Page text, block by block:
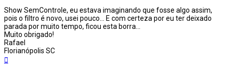
Show SemControle, eu estava imaginando que fosse algo assim,
pois o filtro é novo, usei pouco... E com certeza por eu ter deixado
parada por muito tempo, ficou esta borra...
Muito obrigado!
Rafael
Florianópolis SC